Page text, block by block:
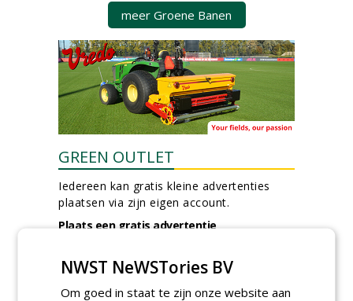
meer Groene Banen
GREEN OUTLET
Iedereen kan gratis kleine advertenties
plaatsen via zijn eigen account.
Plaats een gratis advertentie
NWST NeWSTories BV
Om goed in staat te zijn onze website aan